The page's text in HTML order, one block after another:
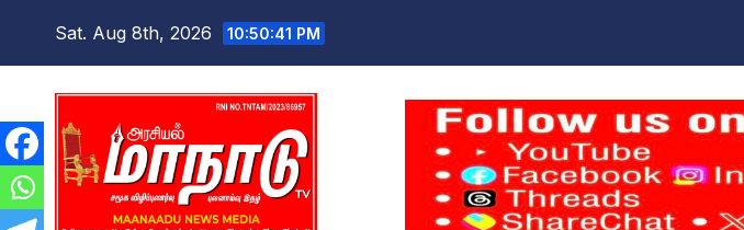
Sat. Aug 8th, 2026 10:50:42 PM